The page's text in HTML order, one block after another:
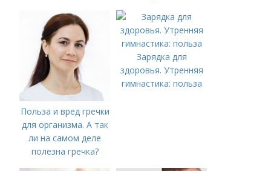
Польза и вред гречки
для организма. А так
ли на самом деле
полезна гречка?
Зарядка для
здоровья. Утренняя
гимнастика: польза